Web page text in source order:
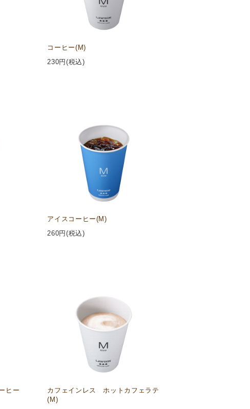
コーヒー(M)
230円(税込)
アイスコーヒー(M)
260円(税込)
ヒー
カフェインレス ホットカフェラテ
(M)